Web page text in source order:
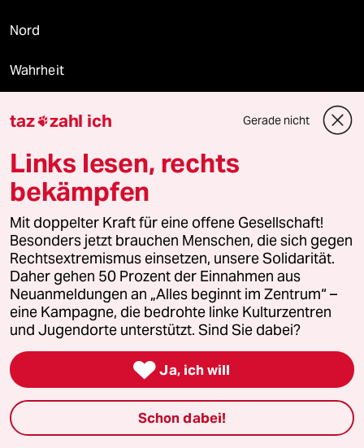
Nord
Wahrheit
Hitze
Surfen
Landtagswahl in Sachsen-Anhalt
Gewalt gegen Frauen
Nahost-Konflikt
Verlag
taz zahl ich Gerade nicht
Links lesen, rechts
bekämpfen
Mit doppelter Kraft für eine offene Gesellschaft!
Besonders jetzt brauchen Menschen, die sich gegen
Rechtsextremismus einsetzen, unsere Solidarität.
Daher gehen 50 Prozent der Einnahmen aus
Neuanmeldungen an „Alles beginnt im Zentrum“ –
eine Kampagne, die bedrohte linke Kulturzentren
und Jugendorte unterstützt. Sind Sie dabei?
 Ja, ich will
Schon dabei!